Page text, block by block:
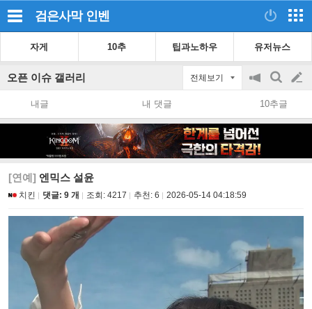
검은사막 인벤
자게 10추 팁과노하우 유저뉴스
오픈 이슈 갤러리 전체보기
공
지
on/off
검
색
글
쓰
내글 내 댓글 10추글
[연예] 엔믹스 설윤
치킨 댓글: 9 개 조회: 4217 추천: 6 2026-05-14 04:18:59